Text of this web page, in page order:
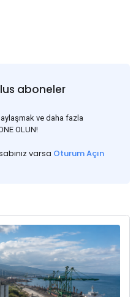
aboneler
ve daha fazla
OLUN!
varsa Oturum Açın